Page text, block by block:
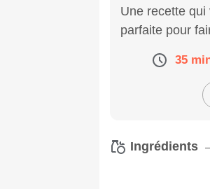
Une recette
parfaite pour
35
Ingrédients